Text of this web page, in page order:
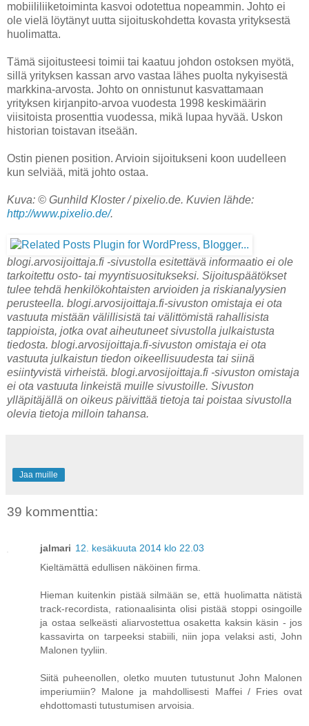
mobiililiiketoiminta kasvoi odotettua nopeammin. Johto ei
ole vielä löytänyt uutta sijoituskohdetta kovasta yrityksestä
huolimatta.
Tämä sijoitusteesi toimii tai kaatuu johdon ostoksen myötä,
sillä yrityksen kassan arvo vastaa lähes puolta nykyisestä
markkina-arvosta. Johto on onnistunut kasvattamaan
yrityksen kirjanpito-arvoa vuodesta 1998 keskimäärin
viisitoista prosenttia vuodessa, mikä lupaa hyvää. Uskon
historian toistavan itseään.
Ostin pienen position. Arvioin sijoitukseni koon uudelleen
kun selviää, mitä johto ostaa.
Kuva: © Gunhild Kloster / pixelio.de. Kuvien lähde:
http://www.pixelio.de/.
blogi.arvosijoittaja.fi -sivustolla esitettävä informaatio ei ole
tarkoitettu osto- tai myyntisuositukseksi. Sijoituspäätökset
tulee tehdä henkilökohtaisten arvioiden ja riskianalyysien
perusteella. blogi.arvosijoittaja.fi-sivuston omistaja ei ota
vastuuta mistään välillisistä tai välittömistä rahallisista
tappioista, jotka ovat aiheutuneet sivustolla julkaistusta
tiedosta. blogi.arvosijoittaja.fi-sivuston omistaja ei ota
vastuuta julkaistun tiedon oikeellisuudesta tai siinä
esiintyvistä virheistä. blogi.arvosijoittaja.fi -sivuston omistaja
ei ota vastuuta linkeistä muille sivustoille. Sivuston
ylläpitäjällä on oikeus päivittää tietoja tai poistaa sivustolla
olevia tietoja milloin tahansa.
Jaa muille
39 kommenttia:
jalmari 12. kesäkuuta 2014 klo 22.03
Kieltämättä edullisen näköinen firma.
Hieman kuitenkin pistää silmään se, että huolimatta nätistä
track-recordista, rationaalisinta olisi pistää stoppi osingoille
ja ostaa selkeästi aliarvostettua osaketta kaksin käsin - jos
kassavirta on tarpeeksi stabiili, niin jopa velaksi asti, John
Malonen tyyliin.
Siitä puheenollen, oletko muuten tutustunut John Malonen
imperiumiin? Malone ja mahdollisesti Maffei / Fries ovat
ehdottomasti tutustumisen arvoisia.